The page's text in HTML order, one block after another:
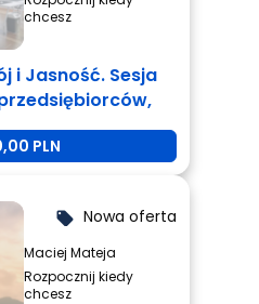
chcesz
i Jasność. Sesja
i potrzebują
PLN
local_offer Nowa oferta
Maciej Mateja
Rozpocznij kiedy
chcesz